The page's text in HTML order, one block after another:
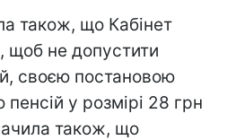
також, що Кабінет
щоб не допустити
своєю постановою
пенсій у розмірі 28 грн
також, що